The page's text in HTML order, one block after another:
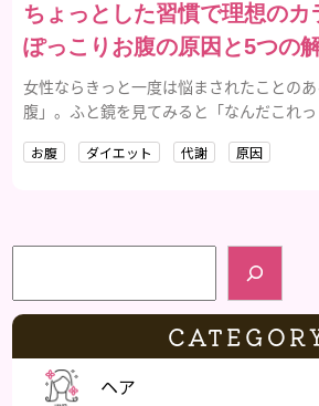
ちょっとした習慣で理想のカ
ぽっこりお腹の原因と5つの
女性ならきっと一度は悩まされたことの
腹」。ふと鏡を見てみると「なんだこれ
因と解消方法をご紹介！ぜひ試してみて、
お腹 ダイエット 代謝 原因
検索
ヘア